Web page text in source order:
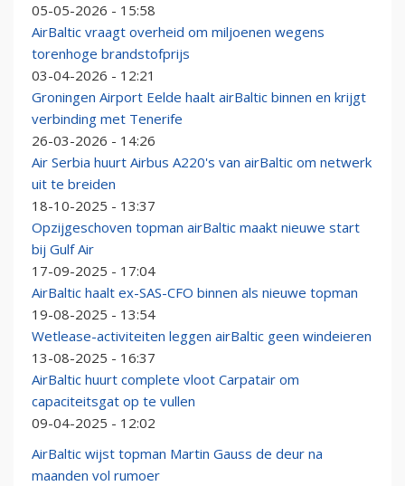
05-05-2026 - 15:58
AirBaltic vraagt overheid om miljoenen wegens
torenhoge brandstofprijs
03-04-2026 - 12:21
Groningen Airport Eelde haalt airBaltic binnen en krijgt
verbinding met Tenerife
26-03-2026 - 14:26
Air Serbia huurt Airbus A220's van airBaltic om netwerk
uit te breiden
18-10-2025 - 13:37
Opzijgeschoven topman airBaltic maakt nieuwe start
bij Gulf Air
17-09-2025 - 17:04
AirBaltic haalt ex-SAS-CFO binnen als nieuwe topman
19-08-2025 - 13:54
Wetlease-activiteiten leggen airBaltic geen windeieren
13-08-2025 - 16:37
AirBaltic huurt complete vloot Carpatair om
capaciteitsgat op te vullen
09-04-2025 - 12:02
AirBaltic wijst topman Martin Gauss de deur na
maanden vol rumoer